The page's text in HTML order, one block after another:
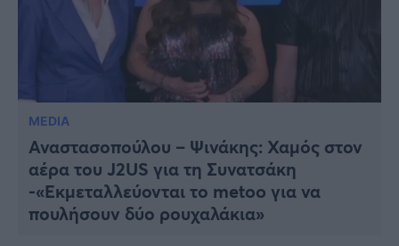
MEDIA
Αναστασοπούλου – Ψινάκης: Χαμός στον
αέρα του J2US για τη Συνατσάκη
-«Εκμεταλλεύονται το metoo για να
πουλήσουν δύο ρουχαλάκια»